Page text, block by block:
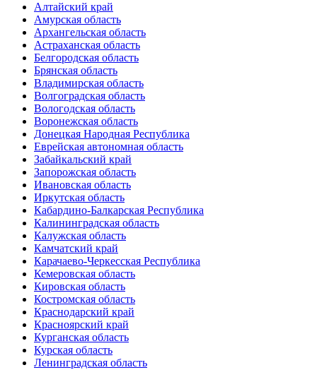
Алтайский край
Амурская область
Архангельская область
Астраханская область
Белгородская область
Брянская область
Владимирская область
Волгоградская область
Вологодская область
Воронежская область
Донецкая Народная Республика
Еврейская автономная область
Забайкальский край
Запорожская область
Ивановская область
Иркутская область
Кабардино-Балкарская Республика
Калининградская область
Калужская область
Камчатский край
Карачаево-Черкесская Республика
Кемеровская область
Кировская область
Костромская область
Краснодарский край
Красноярский край
Курганская область
Курская область
Ленинградская область